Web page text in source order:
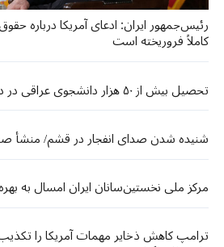
رئیس‌جمهور ایران: ادعای آمریکا درباره
کاملاً فروریخته است
تحصیل بیش از ۵۰ هزار دانشجوی عراقی در دانشگاه‌های ایران
شنیده شدن صدای انفجار در قشم/
مرکز ملی نخستین‌سانان ایران امسال به
ترامپ کاهش ذخایر مهمات آمریکا را